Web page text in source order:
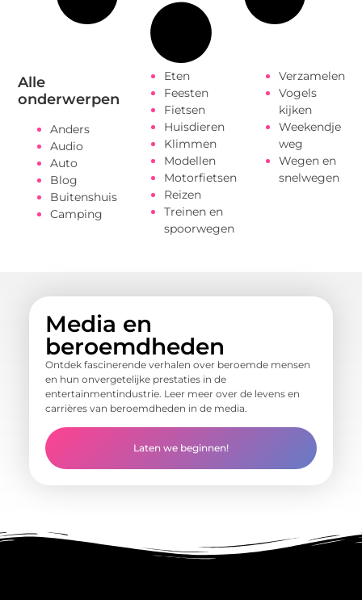
Alle
onderwerpen
Anders
Audio
Auto
Blog
Buitenshuis
Camping
Eten
Feesten
Fietsen
Huisdieren
Klimmen
Modellen
Motorfietsen
Reizen
Treinen en
spoorwegen
Verzamelen
Vogels
kijken
Weekendje
weg
Wegen en
snelwegen
Media en
beroemdheden
Ontdek fascinerende verhalen over beroemde mensen
en hun onvergetelijke prestaties in de
entertainmentindustrie. Leer meer over de levens en
carrières van beroemdheden in de media.
Laten we beginnen!